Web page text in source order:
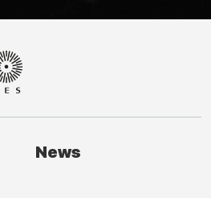
News